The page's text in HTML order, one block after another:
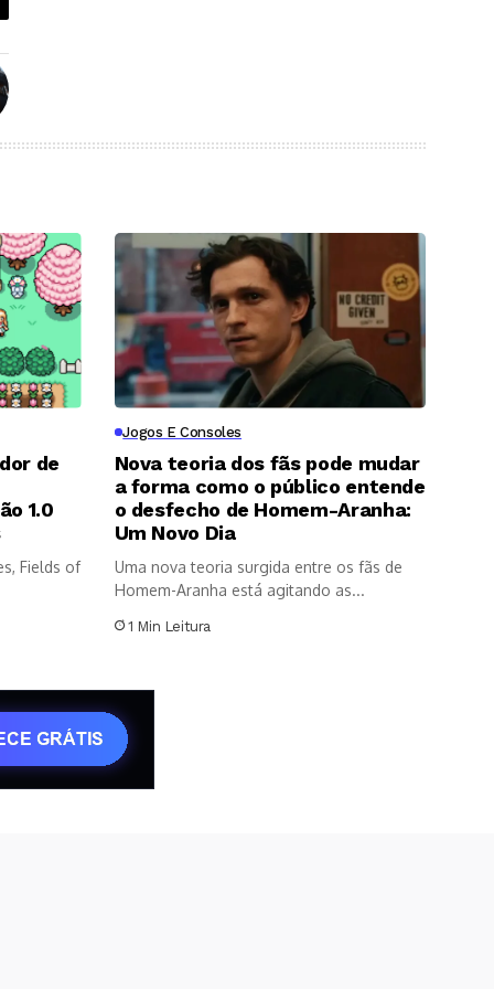
de
1.0
Fields of
Jogos E Consoles
Nova teoria dos fãs pode mudar
a forma como o público entende
o desfecho de Homem-Aranha:
Um Novo Dia
Uma nova teoria surgida entre os fãs de
Homem-Aranha está agitando as...
1 Min Leitura